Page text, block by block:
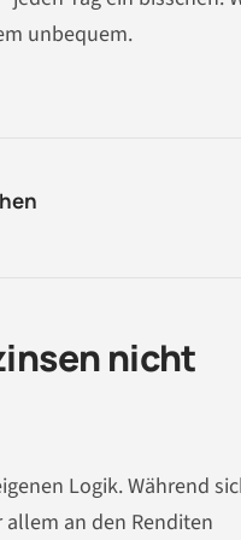
unbequem.
nicht
Logik. Während
an den Renditen